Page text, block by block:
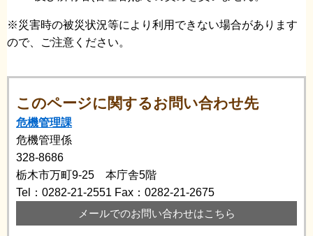
※災害時の被災状況等により利用できない場合があります
ので、ご注意ください。
このページに関するお問い合わせ先
危機管理課
危機管理係
328-8686
栃木市万町9-25 本庁舎5階
Tel：0282-21-2551 Fax：0282-21-2675
メールでのお問い合わせはこちら